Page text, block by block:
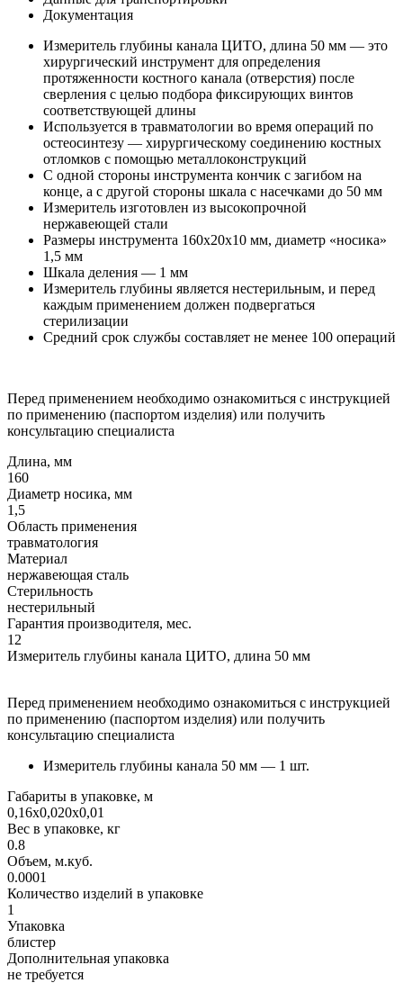
Документация
Измеритель глубины канала ЦИТО, длина 50 мм — это
хирургический инструмент для определения
протяженности костного канала (отверстия) после
сверления с целью подбора фиксирующих винтов
соответствующей длины
Используется в травматологии во время операций по
остеосинтезу — хирургическому соединению костных
отломков с помощью металлоконструкций
С одной стороны инструмента кончик с загибом на
конце, а с другой стороны шкала с насечками до 50 мм
Измеритель изготовлен из высокопрочной
нержавеющей стали
Размеры инструмента 160x20x10 мм, диаметр «носика»
1,5 мм
Шкала деления — 1 мм
Измеритель глубины является нестерильным, и перед
каждым применением должен подвергаться
стерилизации
Средний срок службы составляет не менее 100 операций
Перед применением необходимо ознакомиться с инструкцией
по применению (паспортом изделия) или получить
консультацию специалиста
Длина, мм
160
Диаметр носика, мм
1,5
Область применения
травматология
Материал
нержавеющая сталь
Стерильность
нестерильный
Гарантия производителя, мес.
12
Измеритель глубины канала ЦИТО, длина 50 мм
Перед применением необходимо ознакомиться с инструкцией
по применению (паспортом изделия) или получить
консультацию специалиста
Измеритель глубины канала 50 мм — 1 шт.
Габариты в упаковке, м
0,16х0,020х0,01
Вес в упаковке, кг
0.8
Объем, м.куб.
0.0001
Количество изделий в упаковке
1
Упаковка
блистер
Дополнительная упаковка
не требуется